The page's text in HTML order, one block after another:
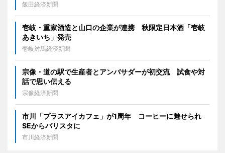
飯田経済新聞
壱岐・重家酒造と山口の企業が連携 秋限定日本酒「壱岐
あきいち」発売
壱岐対馬経済新聞
宗像・道の駅で生産者とアンバサダーが初交流 試食や対
話で思い伝える
宗像経済新聞
市川「プラスアイカフェ」が1周年 コーヒーに魅せられ
SEからバリスタに
市川経済新聞